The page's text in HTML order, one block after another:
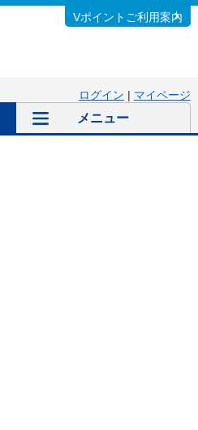
Vポイントご利用案内
ログイン | マイページ
メニュー